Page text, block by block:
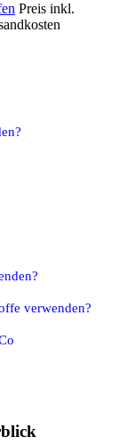
Preis inkl.
verwenden?